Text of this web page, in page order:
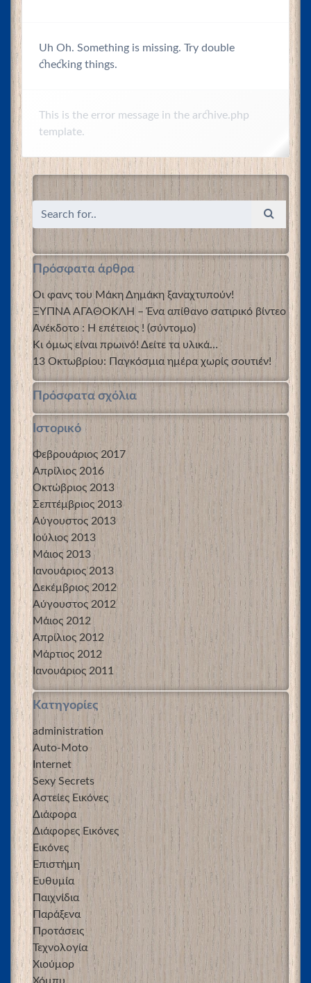
Uh Oh. Something is missing. Try double
checking things.
This is the error message in the archive.php
template.
Πρόσφατα άρθρα
Οι φανς του Μάκη Δημάκη ξαναχτυπούν!
ΞΥΠΝΑ ΑΓΑΘΟΚΛΗ – Ένα απίθανο σατιρικό βίντεο
Ανέκδοτο : Η επέτειος ! (σύντομο)
Κι όμως είναι πρωινό! Δείτε τα υλικά…
13 Οκτωβρίου: Παγκόσμια ημέρα χωρίς σουτιέν!
Πρόσφατα σχόλια
Ιστορικό
Φεβρουάριος 2017
Απρίλιος 2016
Οκτώβριος 2013
Σεπτέμβριος 2013
Αύγουστος 2013
Ιούλιος 2013
Μάιος 2013
Ιανουάριος 2013
Δεκέμβριος 2012
Αύγουστος 2012
Μάιος 2012
Απρίλιος 2012
Μάρτιος 2012
Ιανουάριος 2011
Kατηγορίες
administration
Auto-Moto
Internet
Sexy Secrets
Αστείες Εικόνες
Διάφορα
Διάφορες Εικόνες
Εικόνες
Επιστήμη
Ευθυμία
Παιχνίδια
Παράξενα
Προτάσεις
Τεχνολογία
Χιούμορ
Χόμπυ